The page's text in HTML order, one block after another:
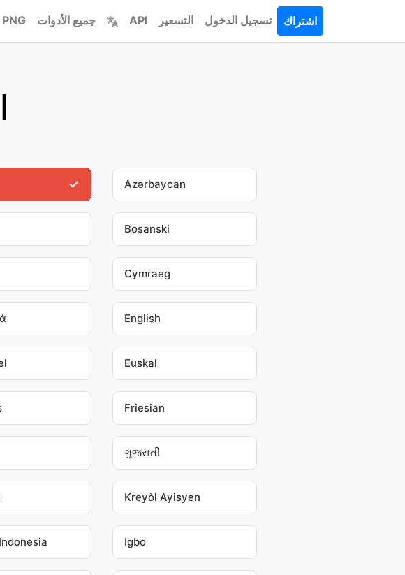
PNG جميع الأدوات API التسعير تسجيل الدخول اشتراك
Azərbaycan
Bosanski
Cymraeg
English
Euskal
Friesian
ગુજરાતી
Kreyòl Ayisyen
Igbo